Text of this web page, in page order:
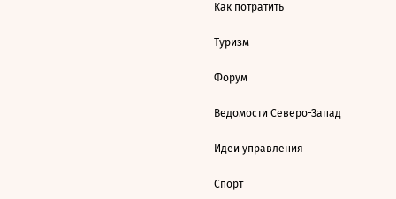
Как потратить
Туризм
Форум
Ведомости Северо-Запад
Идеи управления
Спорт